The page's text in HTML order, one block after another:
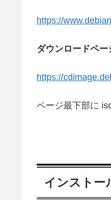
https://
ダウンロードペー
https://
ページ最下部に
インストー